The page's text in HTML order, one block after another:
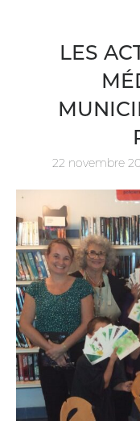
LES
22 novembre